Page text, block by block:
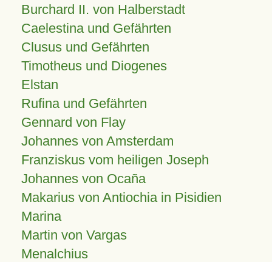
Burchard II. von Halberstadt
Caelestina und Gefährten
Clusus und Gefährten
Timotheus und Diogenes
Elstan
Rufina und Gefährten
Gennard von Flay
Johannes von Amsterdam
Franziskus vom heiligen Joseph
Johannes von Ocaña
Makarius von Antiochia in Pisidien
Marina
Martin von Vargas
Menalchius